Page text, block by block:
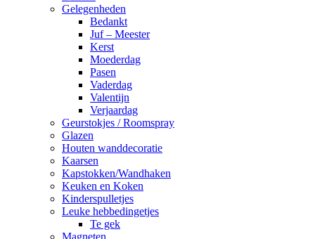
Gelegenheden
Bedankt
Juf – Meester
Kerst
Moederdag
Pasen
Vaderdag
Valentijn
Verjaardag
Geurstokjes / Roomspray
Glazen
Houten wanddecoratie
Kaarsen
Kapstokken/Wandhaken
Keuken en Koken
Kinderspulletjes
Leuke hebbedingetjes
Te gek
Magneten